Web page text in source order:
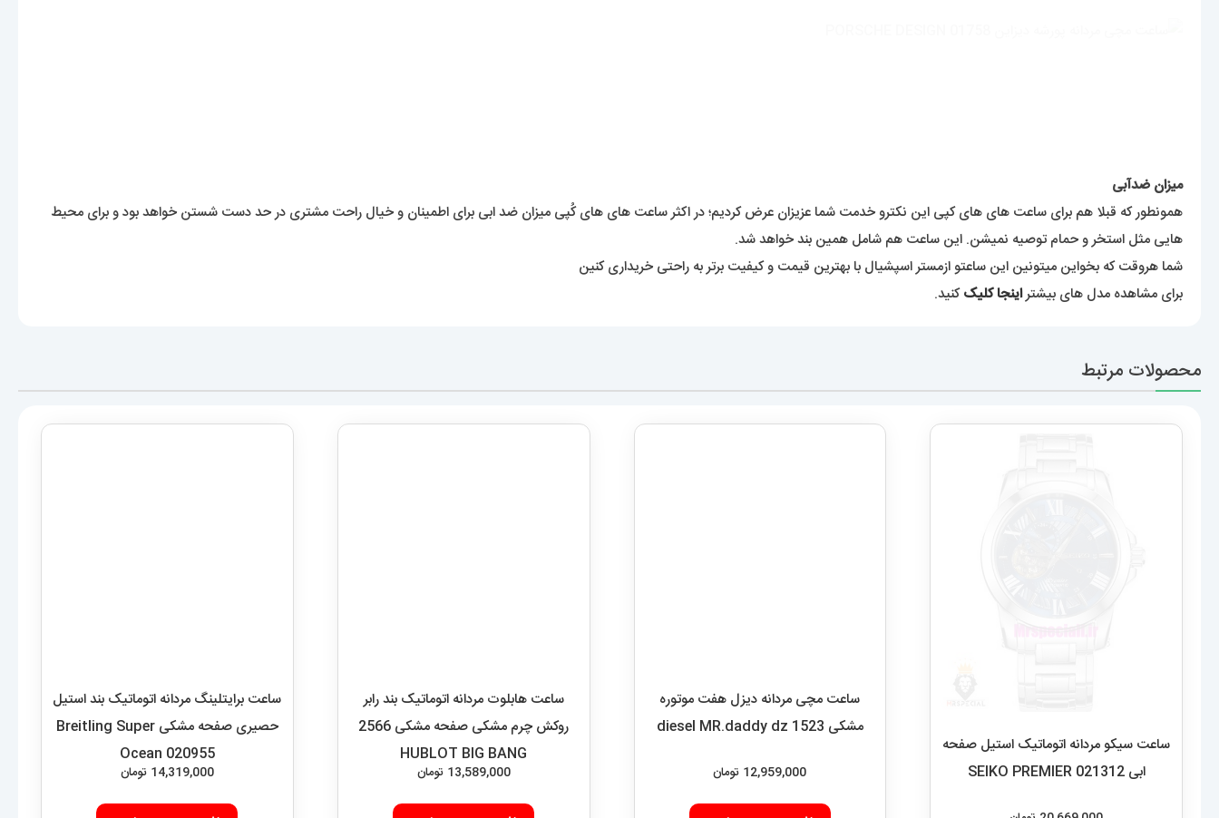
میزان ضدآبی
همونطور که قبلا هم برای ساعت های های کپی این نکترو خدمت شما عزیزان عرض کردیم؛ در اکثر ساعت های های کُپی میزان ضد ابی برای اطمینان و خیال راحت مشتری در حد دست شستن خواهد بود و برای محیط
هایی مثل استخر و حمام توصیه نمیشن. این ساعت هم شامل همین بند خواهد شد.
شما هروقت که بخواین میتونین این ساعتو ازمستر اسپشیال با بهترین قیمت و کیفیت برتر به راحتی خریداری کنین
برای مشاهده مدل های بیشتراینجا کلیککنید.
محصولات مرتبط
ساعت سیکو مردانه اتوماتیک استیل صفحه
ابی 021312 SEIKO PREMIER
ساعت هابلوت مردانه اتوماتیک بند رابر
روکش چرم مشکی صفحه مشکی 2566
HUBLOT BIG BANG
13,589,000 تومان
ساعت برایتلینگ مردانه اتوماتیک بند استیل
حصیری صفحه مشکی Breitling Super
Ocean 020955